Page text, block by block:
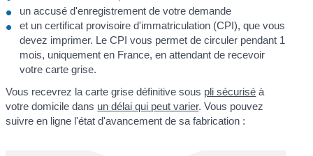
un accusé d'enregistrement de votre demande
et un certificat provisoire d'immatriculation (CPI), que vous
devez imprimer. Le CPI vous permet de circuler pendant 1
mois, uniquement en France, en attendant de recevoir
votre carte grise.
Vous recevrez la carte grise définitive sous pli sécurisé à
votre domicile dans un délai qui peut varier. Vous pouvez
suivre en ligne l'état d'avancement de sa fabrication :